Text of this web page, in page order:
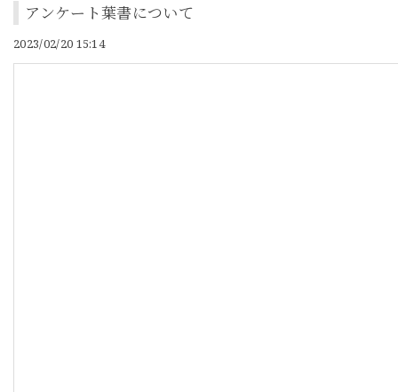
アンケート葉書について
2023/02/20 15:14